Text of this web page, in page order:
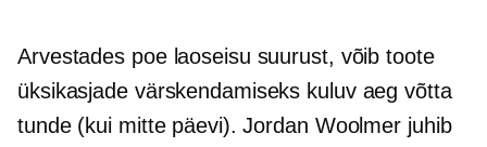
Arvestades poe laoseisu suurust, võib toote
üksikasjade värskendamiseks kuluv aeg võtta
tunde (kui mitte päevi). Jordan Woolmer juhib